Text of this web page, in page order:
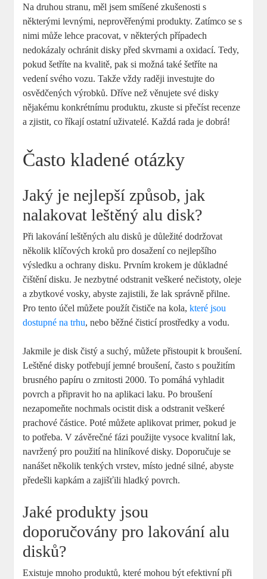
Na druhou stranu, měl jsem smíšené zkušenosti s
některými levnými, neprověřenými produkty. Zatímco se s
nimi může lehce pracovat, v některých případech
nedokázaly ochránit disky před skvrnami a oxidací. Tedy,
pokud šetříte na kvalitě, pak si možná také šetříte na
vedení svého vozu. Takže vždy raději investujte do
osvědčených výrobků. Dříve než věnujete své disky
nějakému konkrétnímu produktu, zkuste si přečíst recenze
a zjistit, co říkají ostatní uživatelé. Každá rada je dobrá!
Často kladené otázky
Jaký je nejlepší způsob, jak
nalakovat leštěný alu disk?
Při lakování leštěných alu disků je důležité dodržovat
několik klíčových kroků pro dosažení co nejlepšího
výsledku a ochrany disku. Prvním krokem je důkladné
čištění disku. Je nezbytné odstranit veškeré nečistoty, oleje
a zbytkové vosky, abyste zajistili, že lak správně přilne.
Pro tento účel můžete použít čističe na kola,které jsou
dostupné na trhu, nebo běžné čisticí prostředky a vodu.
Jakmile je disk čistý a suchý, můžete přistoupit k broušení.
Leštěné disky potřebují jemné broušení, často s použitím
brusného papíru o zrnitosti 2000. To pomáhá vyhladit
povrch a připravit ho na aplikaci laku. Po broušení
nezapomeňte nochmals ocistit disk a odstranit veškeré
prachové částice. Poté můžete aplikovat primer, pokud je
to potřeba. V závěrečné fázi použijte vysoce kvalitní lak,
navržený pro použití na hliníkové disky. Doporučuje se
nanášet několik tenkých vrstev, místo jedné silné, abyste
předešli kapkám a zajišťili hladký povrch.
Jaké produkty jsou
doporučovány pro lakování alu
disků?
Existuje mnoho produktů, které mohou být efektivní při